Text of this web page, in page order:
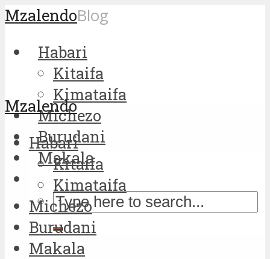
MzalendoBlog
Habari
Kitaifa
Kimataifa
Michezo
Burudani
Makala
Mzalendo
Habari
Kitaifa
Kimataifa
Michezo
Burudani
Makala